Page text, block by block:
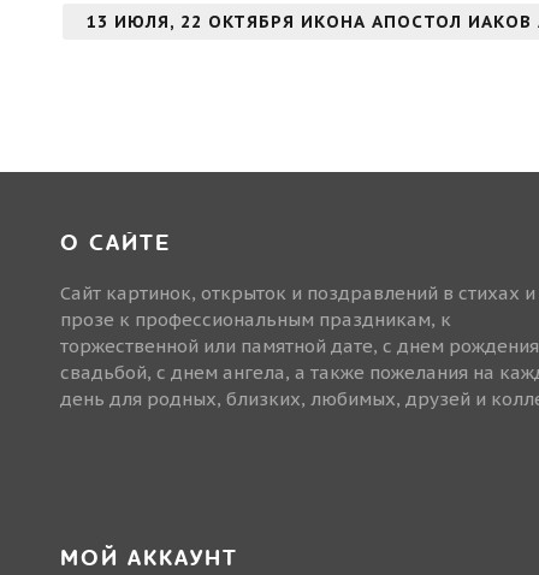
13 ИЮЛЯ, 22 ОКТЯБРЯ ИКОНА АПОСТОЛ ИАКОВ
О САЙТЕ
Сайт картинок, открыток и поздравлений в стихах и
прозе к профессиональным праздникам, к
торжественной или памятной дате, с днем
свадьбой, с днем ангела, а также пожелания на
день для родных, близких, любимых, друзей и
МОЙ АККАУНТ